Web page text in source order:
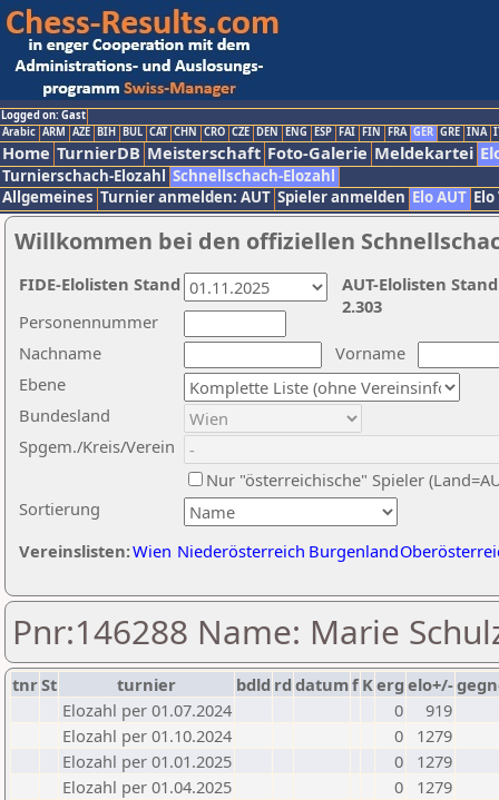
Logged on: Gast
Arabic ARM AZE BIH BUL CAT CHN CRO CZE DEN ENG ESP FAI FIN FRA GER GRE INA
Home TurnierDB Meisterschaft Foto-Galerie Meldekartei
Turnierschach-Elozahl Schnellschach-Elozahl
Allgemeines Turnier anmelden: AUT Spieler anmelden Elo AUT
Willkommen bei den offiziellen
Nachname
Vorname
Ebene
Sortierung
Personennummer
Bundesland
Spgem./Kreis/Verein
Nur "österreichische" Spieler
Vereinslisten:Wien Niederösterreich Burgenland
AUT-Elolisten
2.303
FIDE-Elolisten Stand
Pnr:146288 Name: Marie
tnrSt turnier bdld rd datumf Kerg elo+/-
Elozahl per 01.07.2024
0
919
Elozahl per 01.10.2024
0
1279
Elozahl per 01.01.2025
0
1279
Elozahl per 01.04.2025
0
1279